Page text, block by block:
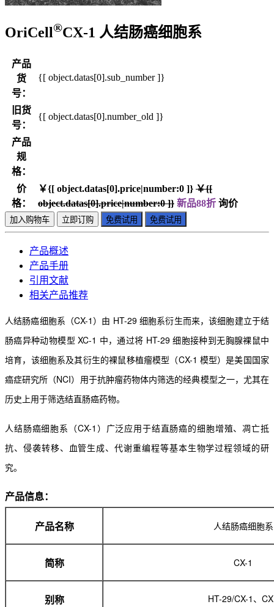
OriCell®CX-1 人结肠癌细胞系
产品
货
号：
{[ object.datas[0].sub_number ]}
旧货
号：
{[ object.datas[0].number_old ]}
产品
规
格：
价
格：
￥{[ object.datas[0].price|number:0 ]} ￥{[
object.datas[0].price|number:0 ]} 新品88折 询价
加入购物车 立即订购 免费试用 免费试用
产品概述
产品手册
引用文献
相关产品推荐
人结肠癌细胞系（CX-1）由 HT-29 细胞系衍生而来，该细胞建立于结
肠癌异种动物模型 XC-1 中，通过将 HT-29 细胞接种到无胸腺裸鼠中
培育，该细胞系及其衍生的裸鼠移植瘤模型（CX-1 模型）是美国国家
癌症研究所（NCI）用于抗肿瘤药物体内筛选的经典模型之一，尤其在
历史上用于筛选结直肠癌药物。
人结肠癌细胞系（CX-1）广泛应用于结直肠癌的细胞增殖、凋亡抵
抗、侵袭转移、血管生成、代谢重编程等基本生物学过程领域的研
究。
产品信息：
产品名称 人结肠癌细胞系
简称 CX-1
别称 HT-29/CX-1、